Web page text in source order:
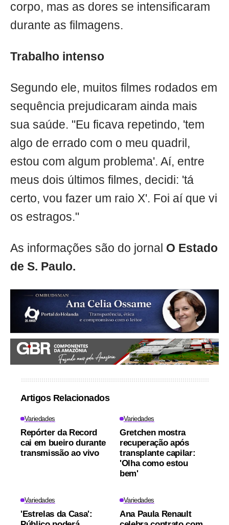
corpo, mas as dores se intensificaram
durante as filmagens.
Trabalho intenso
Segundo ele, muitos filmes rodados em
sequência prejudicaram ainda mais
sua saúde. "Eu ficava repetindo, 'tem
algo de errado com o meu quadril,
estou com algum problema'. Aí, entre
meus dois últimos filmes, decidi: 'tá
certo, vou fazer um raio X'. Foi aí que vi
os estragos."
As informações são do jornal O Estado
de S. Paulo.
Artigos Relacionados
Variedades
Repórter da Record
cai em bueiro durante
transmissão ao vivo
Variedades
Gretchen mostra
recuperação após
transplante capilar:
'Olha como estou
bem'
Variedades
'Estrelas da Casa':
Variedades
Ana Paula Renault